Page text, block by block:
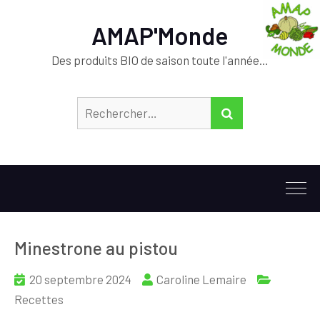
AMAP'Monde
Des produits BIO de saison toute l'année…
Minestrone au pistou
20 septembre 2024
Caroline Lemaire
Recettes